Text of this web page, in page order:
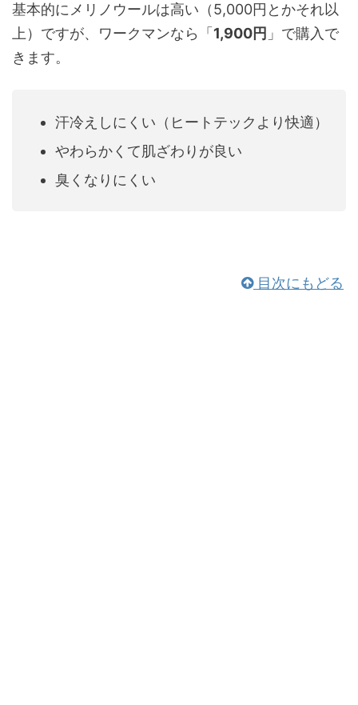
基本的にメリノウールは高い（5,000円とかそれ以
上）ですが、ワークマンなら「 1,900円 」で購入で
きます。
汗冷えしにくい（ヒートテックより快適）
やわらかくて肌ざわりが良い
臭くなりにくい
目次にもどる